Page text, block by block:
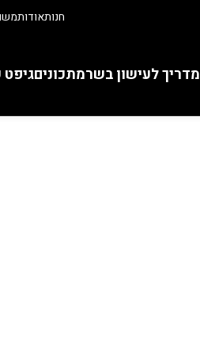
חנותאודות
מדריך לעישון בשרמתכונים